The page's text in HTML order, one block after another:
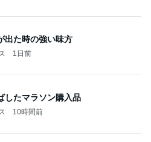
出た時の強い味方
1日前
したマラソン購入品
10時間前